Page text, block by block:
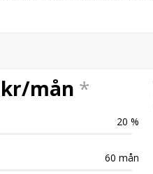
kr/mån *
20 %
60 mån